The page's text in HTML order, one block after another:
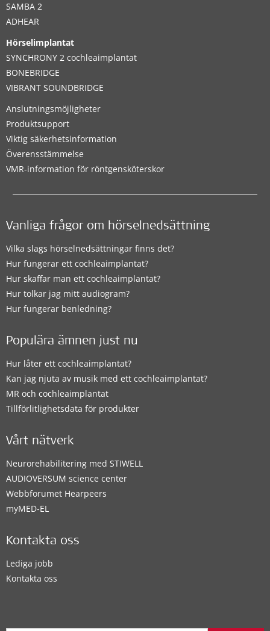
SAMBA 2
ADHEAR
Hörselimplantat
SYNCHRONY 2 cochleaimplantat
BONEBRIDGE
VIBRANT SOUNDBRIDGE
Anslutningsmöjligheter
Produktsupport
Viktig säkerhetsinformation
Överensstämmelse
VMR-information för röntgensköterskor
Vanliga frågor om hörselnedsättning
Vilka slags hörselnedsättningar finns det?
Hur fungerar ett cochleaimplantat?
Hur skaffar man ett cochleaimplantat?
Hur tolkar jag mitt audiogram?
Hur fungerar benledning?
Populära ämnen just nu
Hur låter ett cochleaimplantat?
Kan jag njuta av musik med ett cochleaimplantat?
MR och cochleaimplantat
Tillförlitlighetsdata för produkter
Vårt nätverk
Neurorehabilitering med STIWELL
AUDIOVERSUM science center
Webbforumet Hearpeers
myMED‑EL
Kontakta oss
Lediga jobb
Kontakta oss